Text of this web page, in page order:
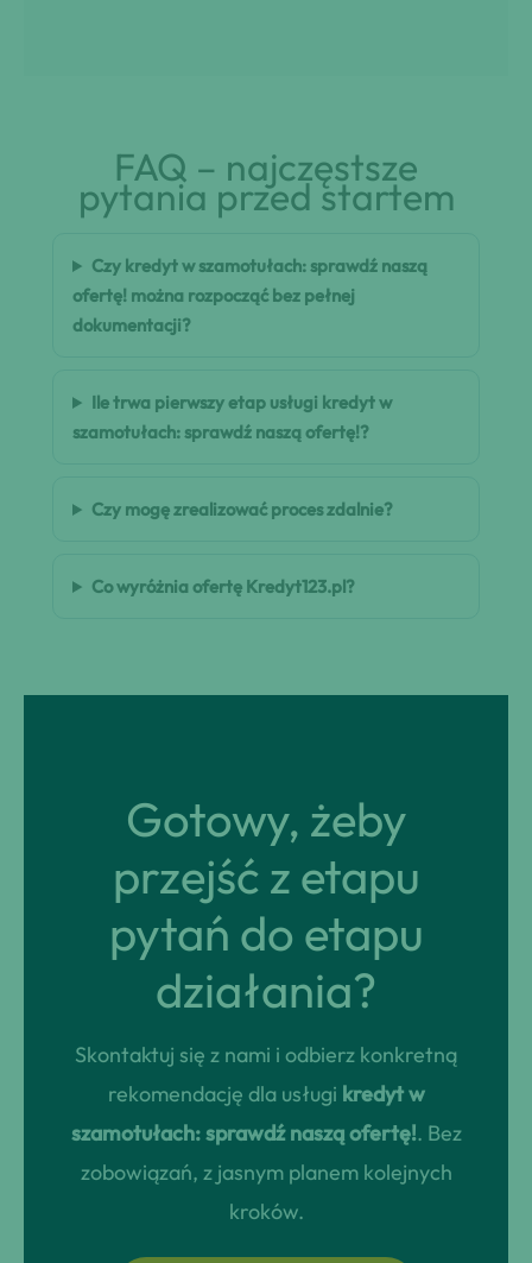
FAQ – najczęstsze
pytania przed startem
Czy kredyt w szamotułach: sprawdź naszą
ofertę! można rozpocząć bez pełnej
dokumentacji?
Ile trwa pierwszy etap usługi kredyt w
szamotułach: sprawdź naszą ofertę!?
Czy mogę zrealizować proces zdalnie?
Co wyróżnia ofertę Kredyt123.pl?
Gotowy, żeby
przejść z etapu
pytań do etapu
działania?
Skontaktuj się z nami i odbierz konkretną
rekomendację dla usługi kredyt w
szamotułach: sprawdź naszą ofertę!. Bez
zobowiązań, z jasnym planem kolejnych
kroków.